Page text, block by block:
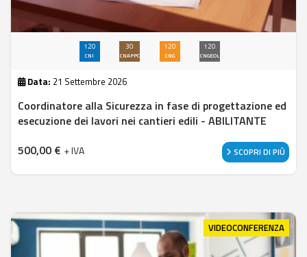
120
CNI
30
CNAPPC
120
CNG
120
CNGEOL
Data: 21 Settembre 2026
Coordinatore alla Sicurezza in fase di progettazione ed
esecuzione dei lavori nei cantieri edili - ABILITANTE
500,00 € + IVA SCOPRI DI PIÙ
VIDEOCONFERENZA